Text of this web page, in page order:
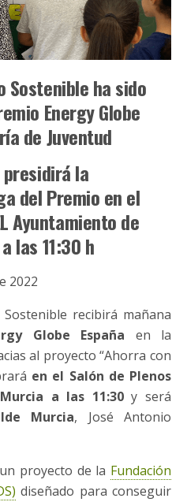
Sostenible ha sido
Energy Globe
de Juventud
la
del Premio en el
Ayuntamiento de
las 11:30 h
2022
recibirá mañana
Globe España en la
al proyecto “Ahorra con
en el Salón de Plenos
a las 11:30y será
Murcia, José Antonio
proyecto de la Fundación
diseñado para conseguir